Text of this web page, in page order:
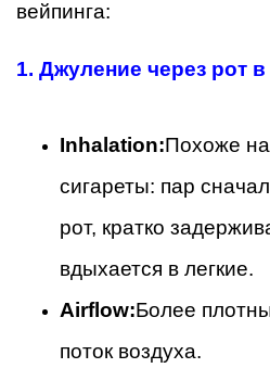
вейпинга:
1. Джуление через рот в
Inhalation:Похоже
сигареты: пар
рот, кратко
вдыхается в легкие.
Airflow:Более
поток воздуха.